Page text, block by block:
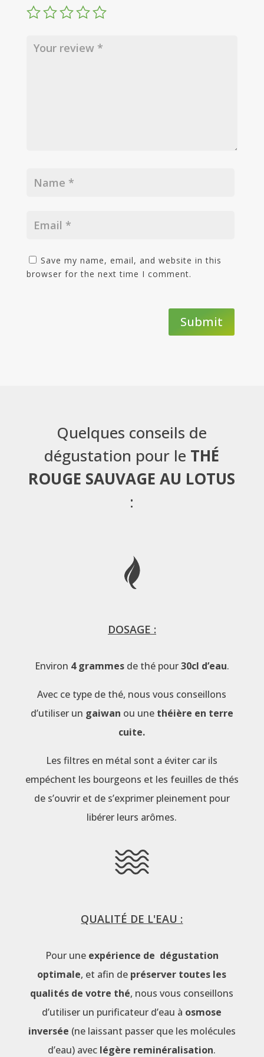
Save my name, email, and website in this
browser for the next time I comment.
Submit
Quelques conseils de
dégustation pour le THÉ
ROUGE SAUVAGE AU LOTUS
:
DOSAGE :
Environ 4 grammesde thé pour30cl d’eau.
Avec ce type de thé, nous vous conseillons
d’utiliser un gaiwan ou une théière en terre
cuite.
Les filtres en métal sont a éviter car ils
empéchent les bourgeons et les feuilles de thés
de s’ouvrir et de s’exprimer pleinement pour
libérer leurs arômes.
QUALITÉ DE L'EAU :
Pour une expérience de dégustation
optimale, et afin de préserver toutes les
qualités de votre thé, nous vous conseillons
d’utiliser un purificateur d’eau à osmose
inversée (ne laissant passer que les molécules
d’eau) avec légère reminéralisation.